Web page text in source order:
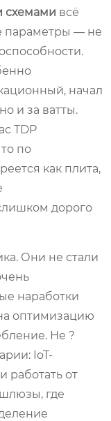
схемами всё
параметры — не
начал
и за ватты.
TDP
по
как плита,
дорого
Они не стали
наработки
оптимизацию
Не ?
IoT-
работать от
где